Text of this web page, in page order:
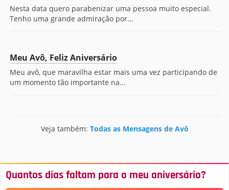
Nesta data quero parabenizar uma pessoa muito especial.
Tenho uma grande admiração por...
Meu Avô, Feliz Aniversário
Meu avô, que maravilha estar mais uma vez participando de
um momento tão importante na...
Veja também: Todas as Mensagens de Avô
Quantos dias faltam para o meu aniversário?